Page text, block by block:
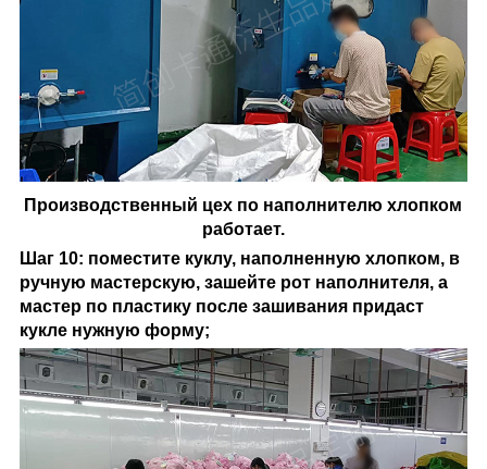
Производственный цех по наполнителю хлопком
работает.
Шаг 10: поместите куклу, наполненную хлопком, в
ручную мастерскую, зашейте рот наполнителя, а
мастер по пластику после зашивания придаст
кукле нужную форму;